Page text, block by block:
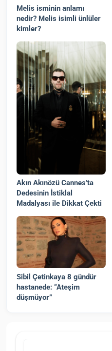
Melis isminin anlamı
nedir? Melis isimli ünlüler
kimler?
Akın Akınözü Cannes’ta
Dedesinin İstiklal
Madalyası ile Dikkat Çekti
Sibil Çetinkaya 8 gündür
hastanede: “Ateşim
düşmüyor”